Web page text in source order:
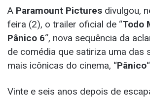
A Paramount Pictures divulgou,
feira (2), o trailer oficial de “Todo
Pânico 6“, nova sequência da
de comédia que satiriza uma das
mais icônicas do cinema, “Pânico
Vinte e seis anos depois de